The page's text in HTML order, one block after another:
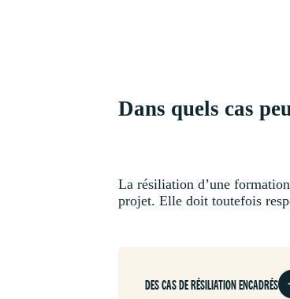
Dans quels cas
La résiliation d’une
projet. Elle doit toutefois
DES CAS DE RÉSILIATION ENCADRÉS